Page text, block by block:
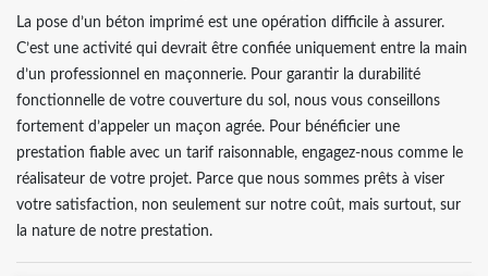
La pose d’un béton imprimé est une opération difficile à assurer.
C’est une activité qui devrait être confiée uniquement entre la main
d’un professionnel en maçonnerie. Pour garantir la durabilité
fonctionnelle de votre couverture du sol, nous vous conseillons
fortement d’appeler un maçon agrée. Pour bénéficier une
prestation fiable avec un tarif raisonnable, engagez-nous comme le
réalisateur de votre projet. Parce que nous sommes prêts à viser
votre satisfaction, non seulement sur notre coût, mais surtout, sur
la nature de notre prestation.